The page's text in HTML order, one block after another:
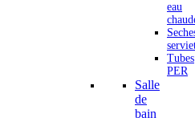
eau
Tubes
PER
Salle
de
bain